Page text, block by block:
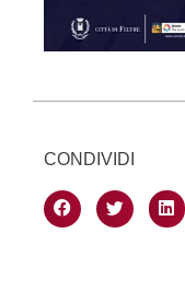
CONDIVIDI